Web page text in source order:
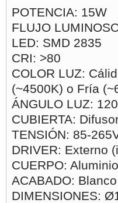
POTENCIA: 15W
FLUJO
LED: SMD 2835
CRI: >80
COLOR LUZ:
(~4500K) o Fría
ÁNGULO LUZ:
CUBIERTA:
TENSIÓN: 85-
DRIVER: Externo
CUERPO: Aluminio
ACABADO: Blanco
DIMENSIONES: